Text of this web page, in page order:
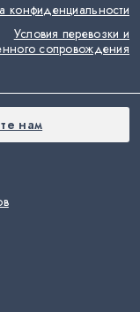
конфиденциальности
Условия перевозки и
сопровождения
нам